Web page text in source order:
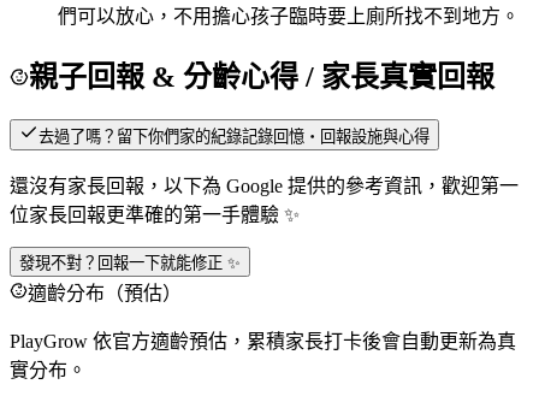
們可以放心，不用擔心孩子臨時要上廁所找不到地方。
親子回報 & 分齡心得 / 家長真實回報
去過了嗎？留下你們家的紀錄記錄回憶・回報設施與心得
還沒有家長回報，以下為 Google 提供的參考資訊，歡迎第一
位家長回報更準確的第一手體驗 ✨
發現不對？回報一下就能修正 ✨
適齡分布（預估）
PlayGrow 依官方適齡預估，累積家長打卡後會自動更新為真
實分布。